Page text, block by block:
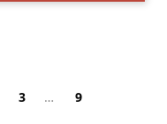
3 … 9